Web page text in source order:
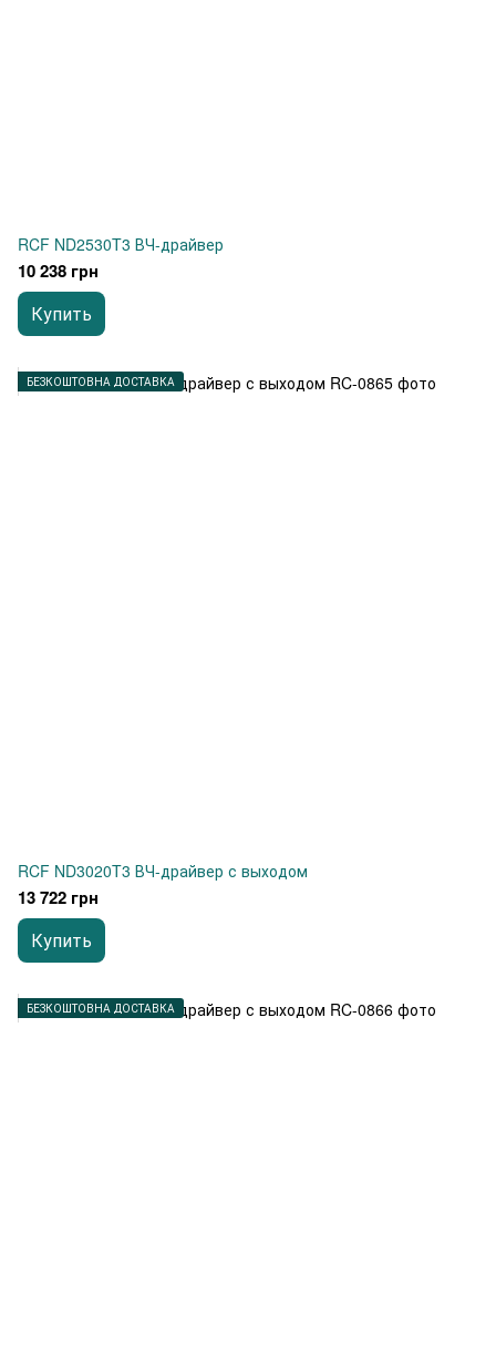
RCF ND2530T3 ВЧ-драйвер
10 238 грн
Купить
БЕЗКОШТОВНА ДОСТАВКА
RCF ND3020T3 ВЧ-драйвер с выходом
13 722 грн
Купить
БЕЗКОШТОВНА ДОСТАВКА